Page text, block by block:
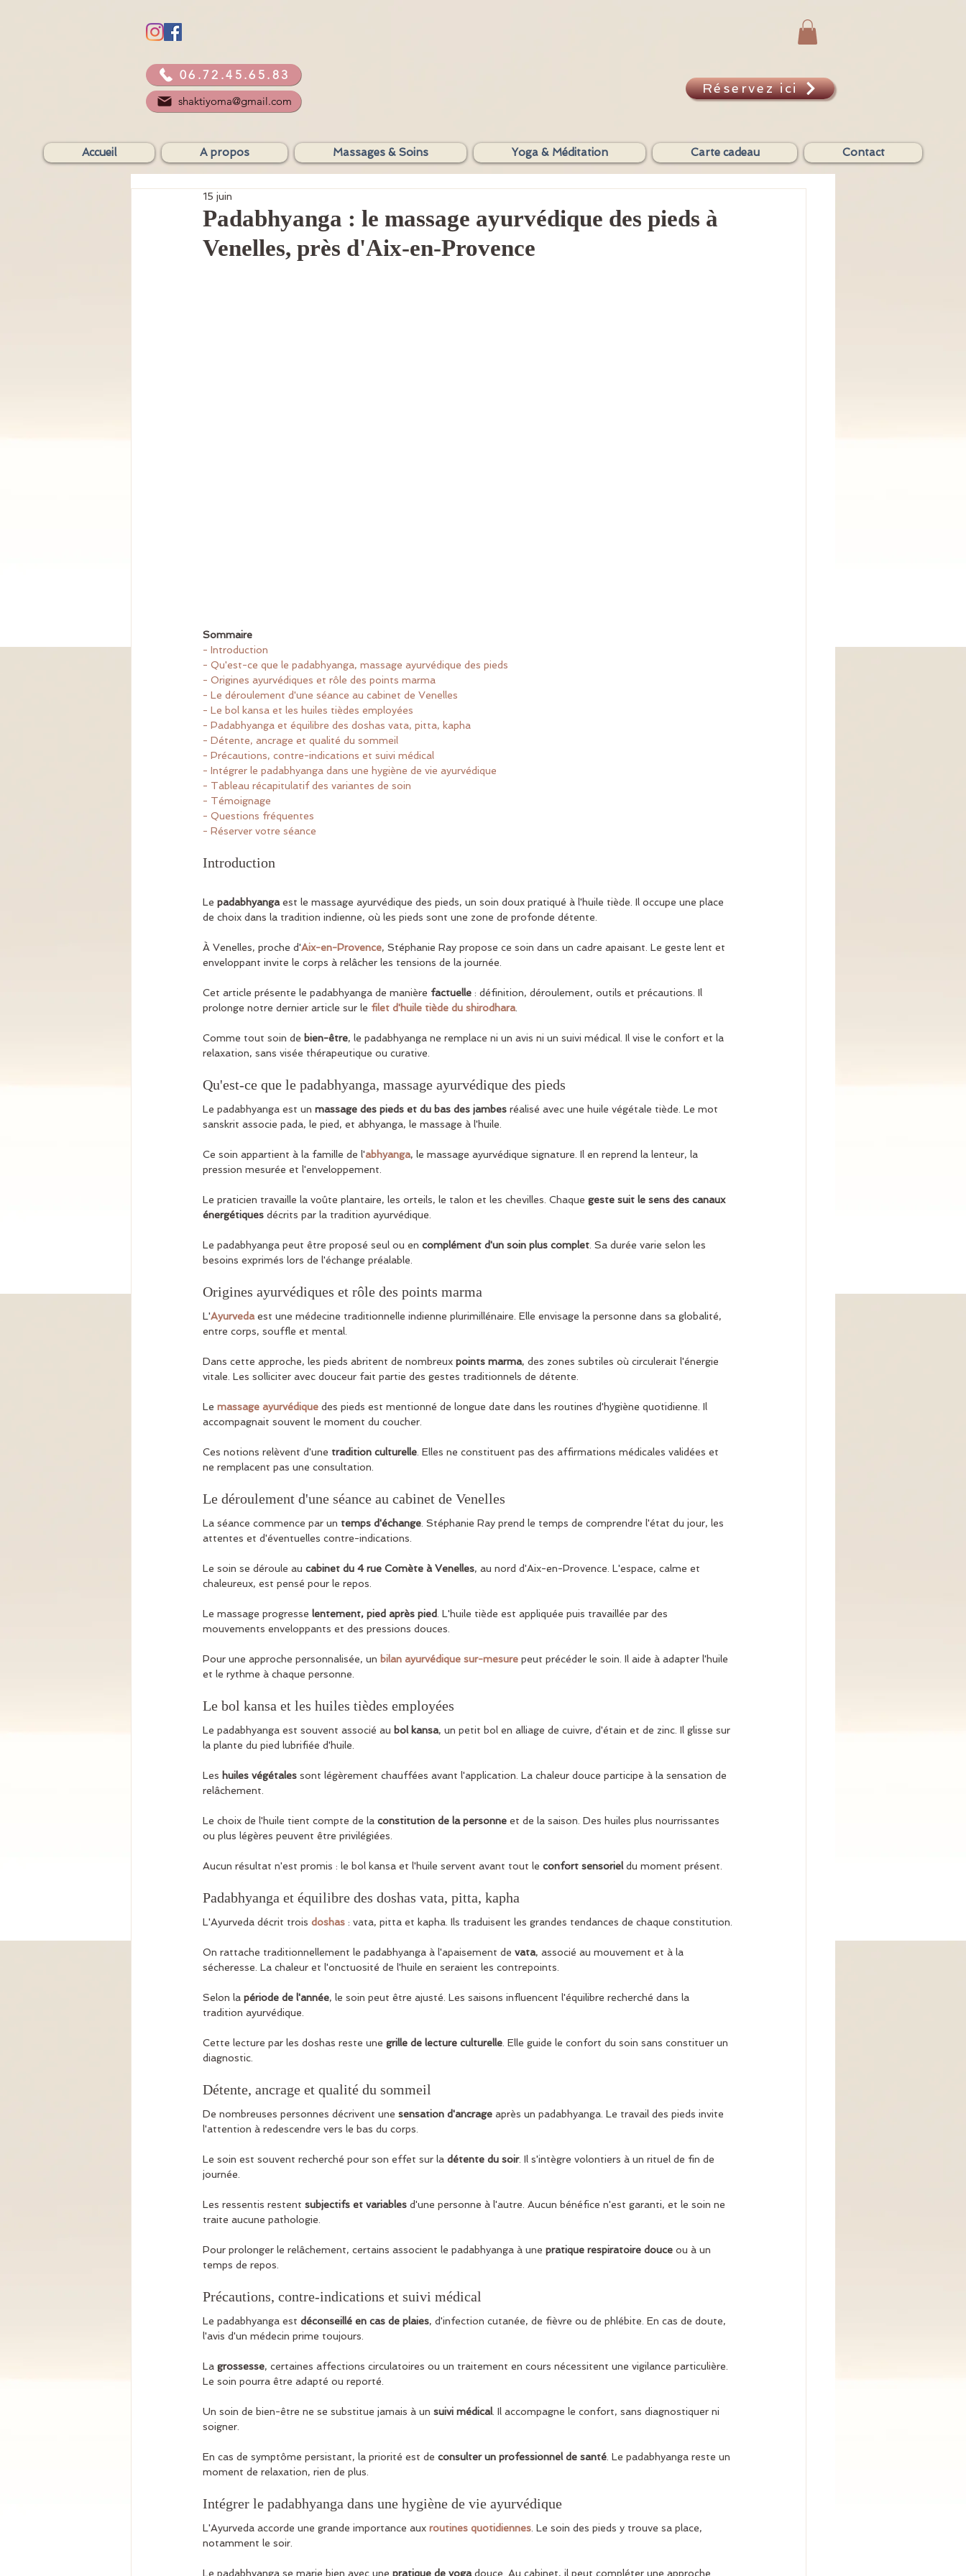
06.72.45.65.83
shaktiyoma@gmail.com
SHAKTIYOMA
AYURVEDA
Réservez ici
Accueil A propos Massages & Soins Yoga & Méditation Carte cadeau Contact
Padabhyanga : le massage ayurvédique des pieds à
Venelles, près d'Aix-en-Provence
15 juin
Sommaire
- Introduction
- Qu'est-ce que le padabhyanga, massage ayurvédique des pieds
- Origines ayurvédiques et rôle des points marma
- Le déroulement d'une séance au cabinet de Venelles
- Le bol kansa et les huiles tièdes employées
- Padabhyanga et équilibre des doshas vata, pitta, kapha
- Détente, ancrage et qualité du sommeil
- Précautions, contre-indications et suivi médical
- Intégrer le padabhyanga dans une hygiène de vie ayurvédique
- Tableau récapitulatif des variantes de soin
- Témoignage
- Questions fréquentes
- Réserver votre séance
Introduction
Le padabhyanga est le massage ayurvédique des pieds, un soin doux pratiqué à l'huile tiède. Il occupe une place
de choix dans la tradition indienne, où les pieds sont une zone de profonde détente.
À Venelles, proche d'Aix-en-Provence, Stéphanie Ray propose ce soin dans un cadre apaisant. Le geste lent et
enveloppant invite le corps à relâcher les tensions de la journée.
Cet article présente le padabhyanga de manière factuelle : définition, déroulement, outils et précautions. Il
prolonge notre dernier article sur le filet d'huile tiède du shirodhara.
Comme tout soin de bien-être, le padabhyanga ne remplace ni un avis ni un suivi médical. Il vise le confort et la
relaxation, sans visée thérapeutique ou curative.
Qu'est-ce que le padabhyanga, massage ayurvédique des pieds
Le padabhyanga est un massage des pieds et du bas des jambes réalisé avec une huile végétale tiède. Le mot
sanskrit associe pada, le pied, et abhyanga, le massage à l'huile.
Ce soin appartient à la famille de l'abhyanga, le massage ayurvédique signature. Il en reprend la lenteur, la
pression mesurée et l'enveloppement.
Le praticien travaille la voûte plantaire, les orteils, le talon et les chevilles. Chaque geste suit le sens des canaux
énergétiques décrits par la tradition ayurvédique.
Le padabhyanga peut être proposé seul ou en complément d'un soin plus complet . Sa durée varie selon les
besoins exprimés lors de l'échange préalable.
Origines ayurvédiques et rôle des points marma
L'Ayurveda est une médecine traditionnelle indienne plurimillénaire. Elle envisage la personne dans sa globalité,
entre corps, souffle et mental.
Dans cette approche, les pieds abritent de nombreux points marma, des zones subtiles où circulerait l'énergie
vitale. Les solliciter avec douceur fait partie des gestes traditionnels de détente.
Le massage ayurvédique des pieds est mentionné de longue date dans les routines d'hygiène quotidienne. Il
accompagnait souvent le moment du coucher.
Ces notions relèvent d'une tradition culturelle . Elles ne constituent pas des affirmations médicales validées et
ne remplacent pas une consultation.
Le déroulement d'une séance au cabinet de Venelles
La séance commence par un temps d'échange . Stéphanie Ray prend le temps de comprendre l'état du jour, les
attentes et d'éventuelles contre-indications.
Le soin se déroule au cabinet du 4 rue Comète à Venelles, au nord d'Aix-en-Provence. L'espace, calme et
chaleureux, est pensé pour le repos.
Le massage progresse lentement, pied après pied . L'huile tiède est appliquée puis travaillée par des
mouvements enveloppants et des pressions douces.
Pour une approche personnalisée, un bilan ayurvédique sur-mesure peut précéder le soin. Il aide à adapter l'huile
et le rythme à chaque personne.
Le bol kansa et les huiles tièdes employées
Le padabhyanga est souvent associé au bol kansa, un petit bol en alliage de cuivre, d'étain et de zinc. Il glisse sur
la plante du pied lubrifiée d'huile.
Les huiles végétales sont légèrement chauffées avant l'application. La chaleur douce participe à la sensation de
relâchement.
Le choix de l'huile tient compte de la constitution de la personne et de la saison. Des huiles plus nourrissantes
ou plus légères peuvent être privilégiées.
Aucun résultat n'est promis : le bol kansa et l'huile servent avant tout le confort sensoriel du moment présent.
Padabhyanga et équilibre des doshas vata, pitta, kapha
L'Ayurveda décrit trois doshas : vata, pitta et kapha. Ils traduisent les grandes tendances de chaque constitution.
On rattache traditionnellement le padabhyanga à l'apaisement de vata, associé au mouvement et à la
sécheresse. La chaleur et l'onctuosité de l'huile en seraient les contrepoints.
Selon la période de l'année, le soin peut être ajusté. Les saisons influencent l'équilibre recherché dans la
tradition ayurvédique.
Cette lecture par les doshas reste une grille de lecture culturelle . Elle guide le confort du soin sans constituer un
diagnostic.
Détente, ancrage et qualité du sommeil
De nombreuses personnes décrivent une sensation d'ancrage après un padabhyanga. Le travail des pieds invite
l'attention à redescendre vers le bas du corps.
Le soin est souvent recherché pour son effet sur la détente du soir. Il s'intègre volontiers à un rituel de fin de
journée.
Les ressentis restent subjectifs et variables d'une personne à l'autre. Aucun bénéfice n'est garanti, et le soin ne
traite aucune pathologie.
Pour prolonger le relâchement, certains associent le padabhyanga à une pratique respiratoire douce ou à un
temps de repos.
Précautions, contre-indications et suivi médical
Le padabhyanga est déconseillé en cas de plaies, d'infection cutanée, de fièvre ou de phlébite. En cas de doute,
l'avis d'un médecin prime toujours.
La grossesse, certaines affections circulatoires ou un traitement en cours nécessitent une vigilance particulière.
Le soin pourra être adapté ou reporté.
Un soin de bien-être ne se substitue jamais à un suivi médical. Il accompagne le confort, sans diagnostiquer ni
soigner.
En cas de symptôme persistant, la priorité est de consulter un professionnel de santé . Le padabhyanga reste un
moment de relaxation, rien de plus.
Intégrer le padabhyanga dans une hygiène de vie ayurvédique
L'Ayurveda accorde une grande importance aux routines quotidiennes . Le soin des pieds y trouve sa place,
notamment le soir.
Le padabhyanga se marie bien avec une pratique de yoga douce. Au cabinet, il peut compléter une approche